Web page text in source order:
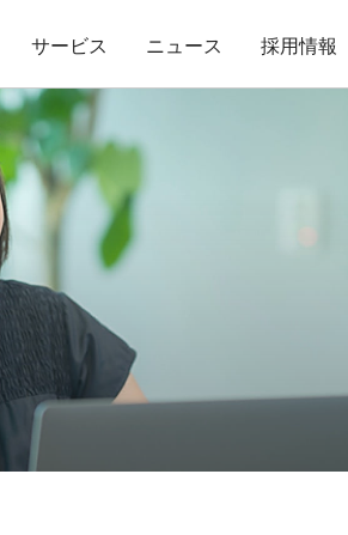
サービス ニュース 採用情報